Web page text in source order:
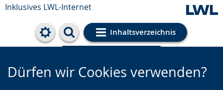
Inklusives LWL-Internet
Inhaltsverzeichnis
Cookie-Einstellungen
Dürfen wir Cookies verwenden?